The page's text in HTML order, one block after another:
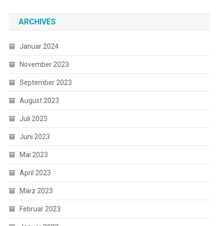
ARCHIVES
Januar 2024
November 2023
September 2023
August 2023
Juli 2023
Juni 2023
Mai 2023
April 2023
März 2023
Februar 2023